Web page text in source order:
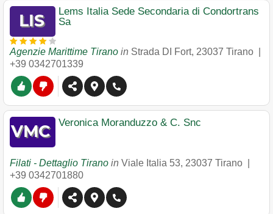
Lems Italia Sede Secondaria di Condortrans
Sa
Agenzie Marittime Tirano in Strada DI Fort, 23037 Tirano
+39 0342701339
Veronica Moranduzzo & C. Snc
Filati - Dettaglio Tirano in Viale Italia 53, 23037 Tirano
+39 0342701880